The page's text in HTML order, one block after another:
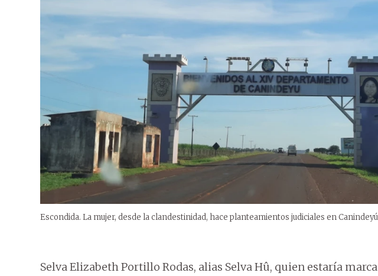
Escondida. La mujer, desde la clandestinidad, hace planteamientos judiciales en
Selva Elizabeth Portillo Rodas, alias Selva Hû, quien estaría